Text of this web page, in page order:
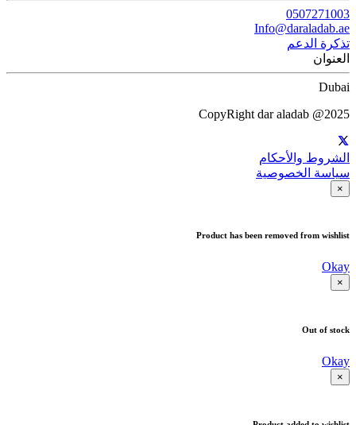
0507271003
Info@daraladab.ae
تذكرة الدعم
العنوان
Dubai
CopyRight dar aladab @2025
الشروط والأحكام
سياسة الخصوصية
×
Product has been removed from wishlist
Okay
×
Out of stock
Okay
×